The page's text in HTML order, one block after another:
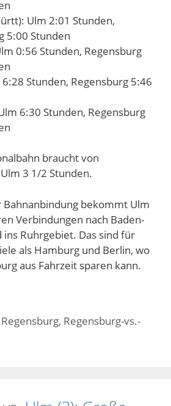
Ulm 2:01 Stunden,
5:00 Stunden
0:56 Stunden, Regensburg
Stunden, Regensburg 5:46
6:30 Stunden, Regensburg
braucht von
3 1/2 Stunden.
Bahnanbindung bekommt Ulm
Verbindungen nach Baden-
Ruhrgebiet. Das sind für
als Hamburg und Berlin, wo
aus Fahrzeit sparen kann.
Regensburg, Regensburg-vs.-